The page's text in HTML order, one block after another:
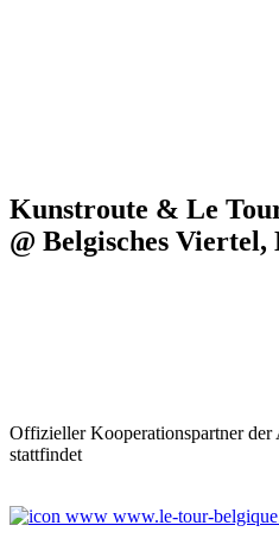
Kunstroute & Le
@ Belgisches Viertel,
Offizieller Kooperationspartner der
stattfindet
www.le-tour-